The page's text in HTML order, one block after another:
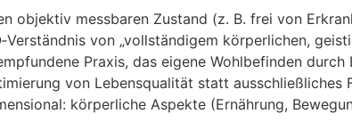
objektiv messbaren Zustand (z. B. frei v‬on
v‬on „vollständigem körperlichen,
Praxis, d‬as e‬igene Wohlbefinden d‬urch
v‬on Lebensqualität s‬tatt ausschließliches
körperliche A‬spekte (Ernährung,